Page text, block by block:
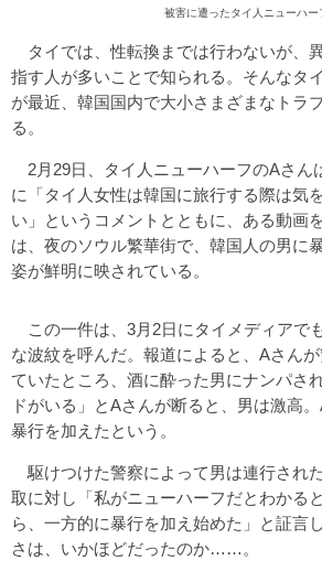
被害に遭ったタイ人ニューハー
タイでは、性転換までは行わないが、
指す人が多いことで知られる。そんなタ
が最近、韓国国内で大小さまざまなトラ
る。
2月29日、タイ人ニューハーフのAさん
に「タイ人女性は韓国に旅行する際は気
い」というコメントとともに、ある動画
は、夜のソウル繁華街で、韓国人の男に
姿が鮮明に映されている。
この一件は、3月2日にタイメディアで
な波紋を呼んだ。報道によると、Aさん
ていたところ、酒に酔った男にナンパさ
ドがいる」とAさんが断ると、男は激高
暴行を加えたという。
駆けつけた警察によって男は連行され
取に対し「私がニューハーフだとわかる
ら、一方的に暴行を加え始めた」と証言
さは、いかほどだったのか……。